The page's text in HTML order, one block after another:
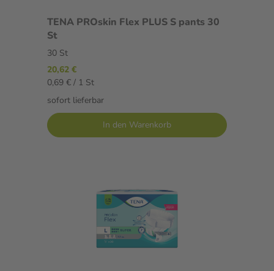
TENA PROskin Flex PLUS S pants 30
St
30 St
20,62 €
0,69 € / 1 St
sofort lieferbar
In den Warenkorb